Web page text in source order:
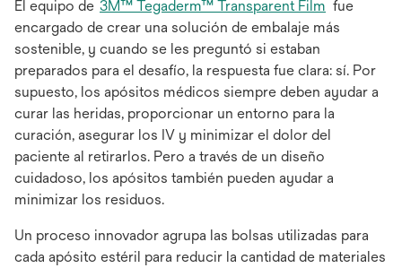
El equipo de 3M™ Tegaderm™ Transparent Film fue
encargado de crear una solución de embalaje más
sostenible, y cuando se les preguntó si estaban
preparados para el desafío, la respuesta fue clara: sí. Por
supuesto, los apósitos médicos siempre deben ayudar a
curar las heridas, proporcionar un entorno para la
curación, asegurar los IV y minimizar el dolor del
paciente al retirarlos. Pero a través de un diseño
cuidadoso, los apósitos también pueden ayudar a
minimizar los residuos.
Un proceso innovador agrupa las bolsas utilizadas para
cada apósito estéril para reducir la cantidad de materiales